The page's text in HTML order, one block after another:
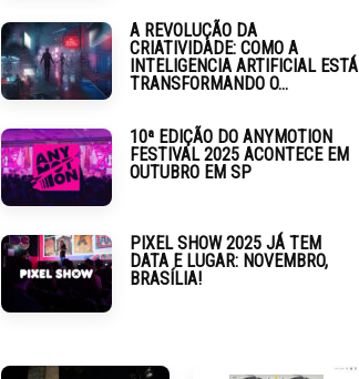
A REVOLUÇÃO DA
CRIATIVIDADE: COMO A
INTELIGENCIA ARTIFICIAL ESTÁ
TRANSFORMANDO O...
10ª EDIÇÃO DO ANYMOTION
FESTIVAL 2025 ACONTECE EM
OUTUBRO EM SP
PIXEL SHOW 2025 JÁ TEM
DATA E LUGAR: NOVEMBRO,
BRASÍLIA!